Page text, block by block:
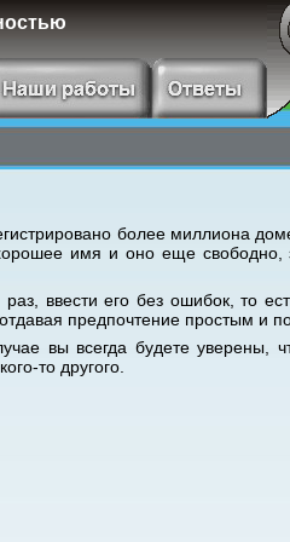
более миллиона
имя и оно еще свободно,
ввести его без ошибок, то
предпочтение простым и
вы всегда будете уверены,
то другого.